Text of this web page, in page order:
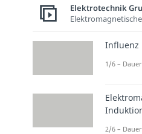
Elektrotechnik
Influenz
1/6 –
2/6 –